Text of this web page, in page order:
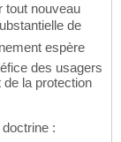
tout nouveau
de
espère
des usagers
la protection
: